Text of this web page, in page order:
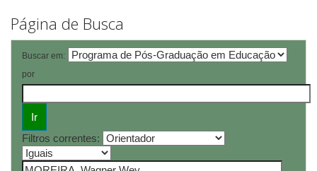
Página de Busca
Buscar em:
por
Filtros correntes: